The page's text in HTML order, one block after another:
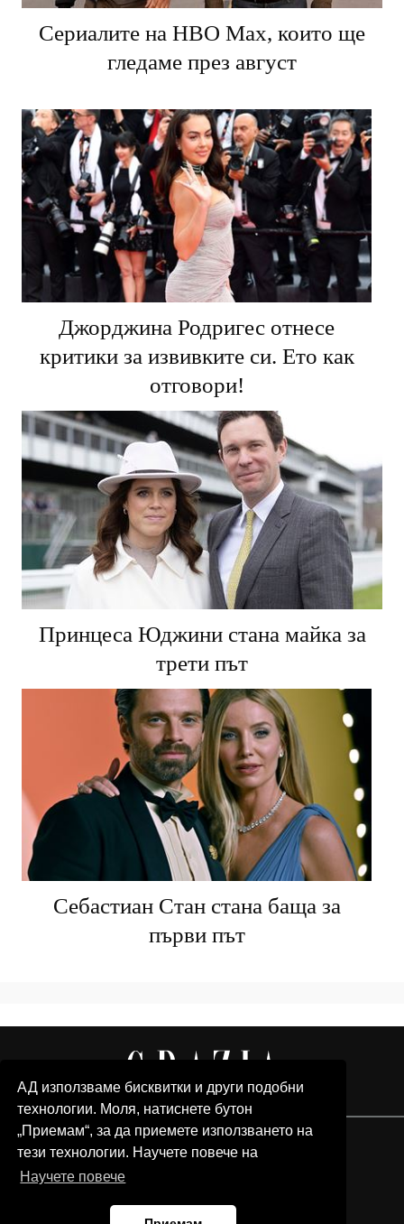
АД използваме бисквитки и други подобни
технологии. Моля, натиснете бутон
„Приемам“, за да приемете използването на
тези технологии. Научете повече на
Научете повече
Сериалите на HBO Max, които ще
гледаме през август
Джорджина Родригес отнесе
критики за извивките си. Ето как
отговори!
Принцеса Юджини стана майка за
трети път
Себастиан Стан стана баща за
първи път